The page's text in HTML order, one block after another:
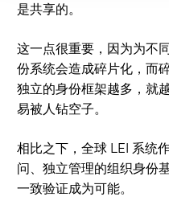
是共享的。
这一点很重要，因为为不
份系统会造成碎片化，而
独立的身份框架越多，就
易被人钻空子。
相比之下，全球 LEI 系统
问、独立管理的组织身份
一致验证成为可能。